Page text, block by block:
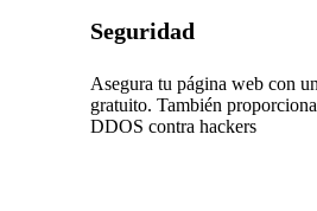
Seguridad
Asegura tu página web con
gratuito. También
DDOS contra hackers